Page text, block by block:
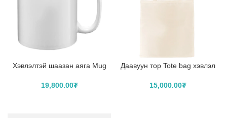
Хэвлэлтэй шаазан аяга Mug
19,800.00₮
Даавуун тор Tote bag хэвлэл
15,000.00₮